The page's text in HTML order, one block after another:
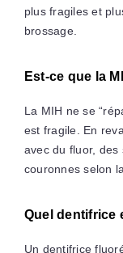
plus fragiles et
brossage.
Est-ce que la
La MIH ne se
est fragile. En
avec du fluor, des
couronnes selon
Quel dentifrice
Un dentifrice